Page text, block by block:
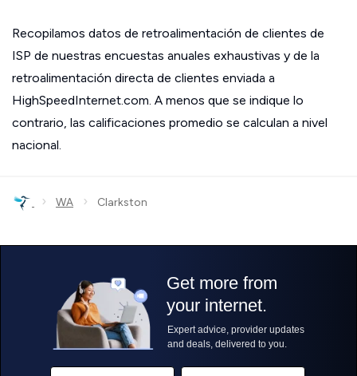
Recopilamos datos de retroalimentación de clientes de
ISP de nuestras encuestas anuales exhaustivas y de la
retroalimentación directa de clientes enviada a
HighSpeedInternet.com. A menos que se indique lo
contrario, las calificaciones promedio se calculan a nivel
nacional.
› WA › Clarkston